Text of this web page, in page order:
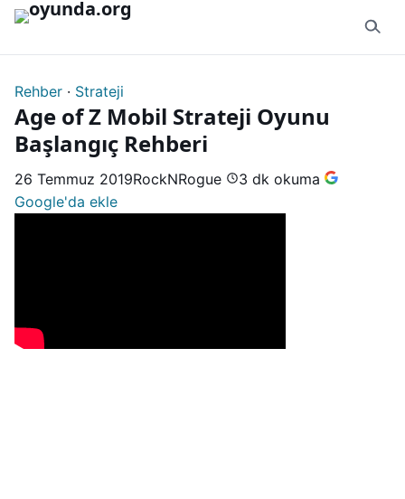
İçeriğe geç
Rehber · Strateji
Age of Z Mobil Strateji Oyunu
Başlangıç Rehberi
26 Temmuz 2019RockNRogue
3 dk okuma
Google'da ekle